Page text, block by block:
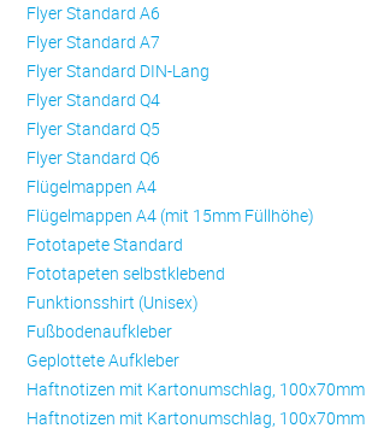
Flyer Standard A6
Flyer Standard A7
Flyer Standard DIN-Lang
Flyer Standard Q4
Flyer Standard Q5
Flyer Standard Q6
Flügelmappen A4
Flügelmappen A4 (mit 15mm Füllhöhe)
Fototapete Standard
Fototapeten selbstklebend
Funktionsshirt (Unisex)
Fußbodenaufkleber
Geplottete Aufkleber
Haftnotizen mit Kartonumschlag, 100x70mm
Haftnotizen mit Kartonumschlag, 100x70mm